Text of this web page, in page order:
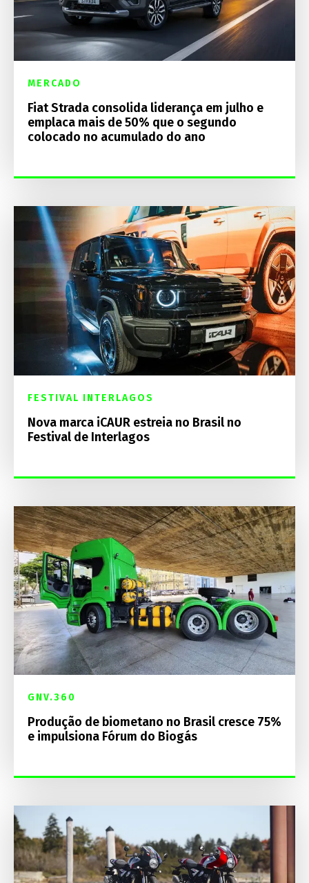
MERCADO
Fiat Strada consolida liderança em julho e
emplaca mais de 50% que o segundo
colocado no acumulado do ano
FESTIVAL INTERLAGOS
Nova marca iCAUR estreia no Brasil no
Festival de Interlagos
GNV.360
Produção de biometano no Brasil cresce 75%
e impulsiona Fórum do Biogás